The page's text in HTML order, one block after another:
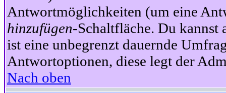
Antwortmöglichkeiten (um eine
hinzufügen-Schaltfläche. Du
ist eine unbegrenzt dauernde
Antwortoptionen, diese legt der
Nach oben